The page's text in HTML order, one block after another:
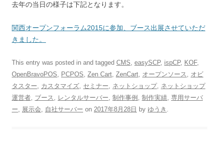
去年の当日の様子は下記となります。
関西オープンフォーラム2015に参加、ブース出展させていただ
きました。
This entry was posted in and tagged CMS, easySCP, ispCP, KOF,
OpenBravoPOS, PCPOS, Zen Cart, ZenCart, オープンソース , オビ
タスター, カスタマイズ, セミナー, ネットショップ, ネットショップ
運営者, ブース , レンタルサーバー, 制作事例 , 制作実績, 専用サーバ
ー, 展示会, 自社サーバー on 2017年8月28日 by ゆうき .